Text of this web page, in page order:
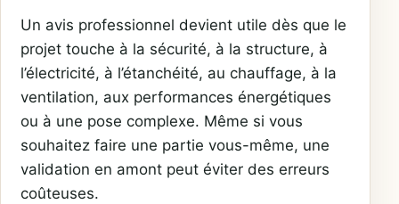
Un avis professionnel devient utile dès que le
projet touche à la sécurité, à la structure, à
l’électricité, à l’étanchéité, au chauffage, à la
ventilation, aux performances énergétiques
ou à une pose complexe. Même si vous
souhaitez faire une partie vous-même, une
validation en amont peut éviter des erreurs
coûteuses.